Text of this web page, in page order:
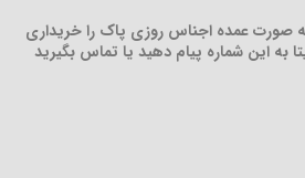
صورت عمده اجناس روزی پاک را خریداری
به این شماره پیام دهید یا تماس بگیرید